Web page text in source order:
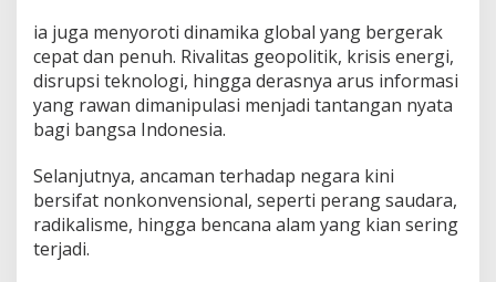
B
a
n
g
s
a
ia juga menyoroti dinamika global yang bergerak
cepat dan penuh. Rivalitas geopolitik, krisis energi,
disrupsi teknologi, hingga derasnya arus informasi
yang rawan dimanipulasi menjadi tantangan nyata
bagi bangsa Indonesia.
Selanjutnya, ancaman terhadap negara kini
bersifat nonkonvensional, seperti perang saudara,
radikalisme, hingga bencana alam yang kian sering
terjadi.